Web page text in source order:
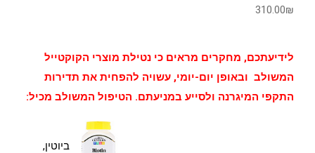
310.00₪
לידיעתכם, מחקרים מראים כי נטילת מוצרי הקוקטייל
המשולב ובאופן יום-יומי, עשויה להפחית את תדירות
התקפי המיגרנה ולסייע במניעתם. הטיפול המשולב מכיל:
ביוטין,